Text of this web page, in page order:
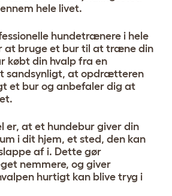
hele livet.
hundetrænere i hele
at bruge et bur til at træne din
købt din hvalp fra en
sandsynligt, at opdrætteren
et bur og anbefaler dig at
er, at et hundebur giver din
i dit hjem, et sted, den kan
af i. Dette gør
nemmere, og giver
hurtigt kan blive tryg i